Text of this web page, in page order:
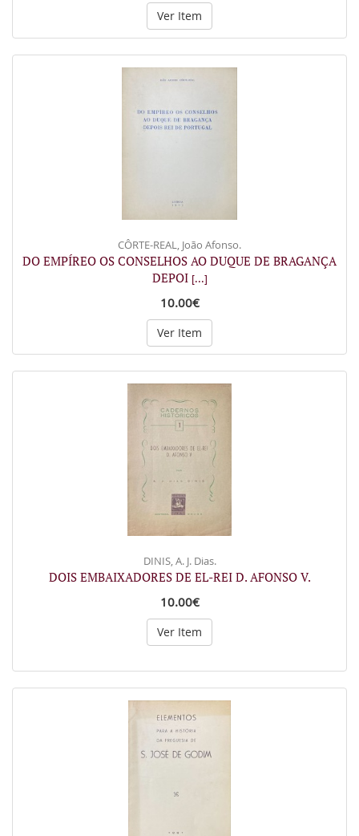
Ver Item
CÔRTE-REAL, João Afonso.
DO EMPÍREO OS CONSELHOS AO DUQUE DE BRAGANÇA
DEPOI [...]
10.00€
Ver Item
DINIS, A. J. Dias.
DOIS EMBAIXADORES DE EL-REI D. AFONSO V.
10.00€
Ver Item